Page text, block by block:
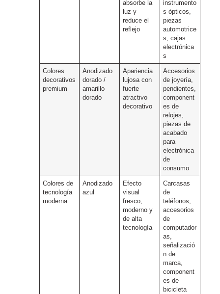
absorbe la
luz y
reduce el
reflejo
instrumento
s ópticos,
piezas
automotrice
s, cajas
electrónica
s
Colores
decorativos
premium
Anodizado
dorado /
amarillo
dorado
Apariencia
lujosa con
fuerte
atractivo
decorativo
Accesorios
de joyería,
pendientes,
component
es de
relojes,
piezas de
acabado
para
electrónica
de
consumo
Colores de
tecnología
moderna
Anodizado
azul
Efecto
visual
fresco,
moderno y
de alta
tecnología
Carcasas
de
teléfonos,
accesorios
de
computador
as,
señalizació
n de
marca,
component
es de
bicicleta